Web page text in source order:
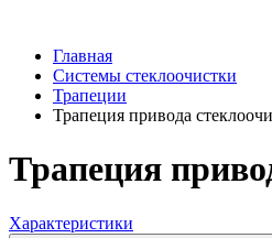
Главная
Системы стеклоочистки
Трапеции
Трапеция привода
Трапеция
Характеристики